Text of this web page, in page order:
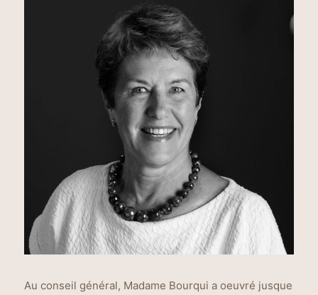
Au conseil général, Madame Bourqui a oeuvré jusque